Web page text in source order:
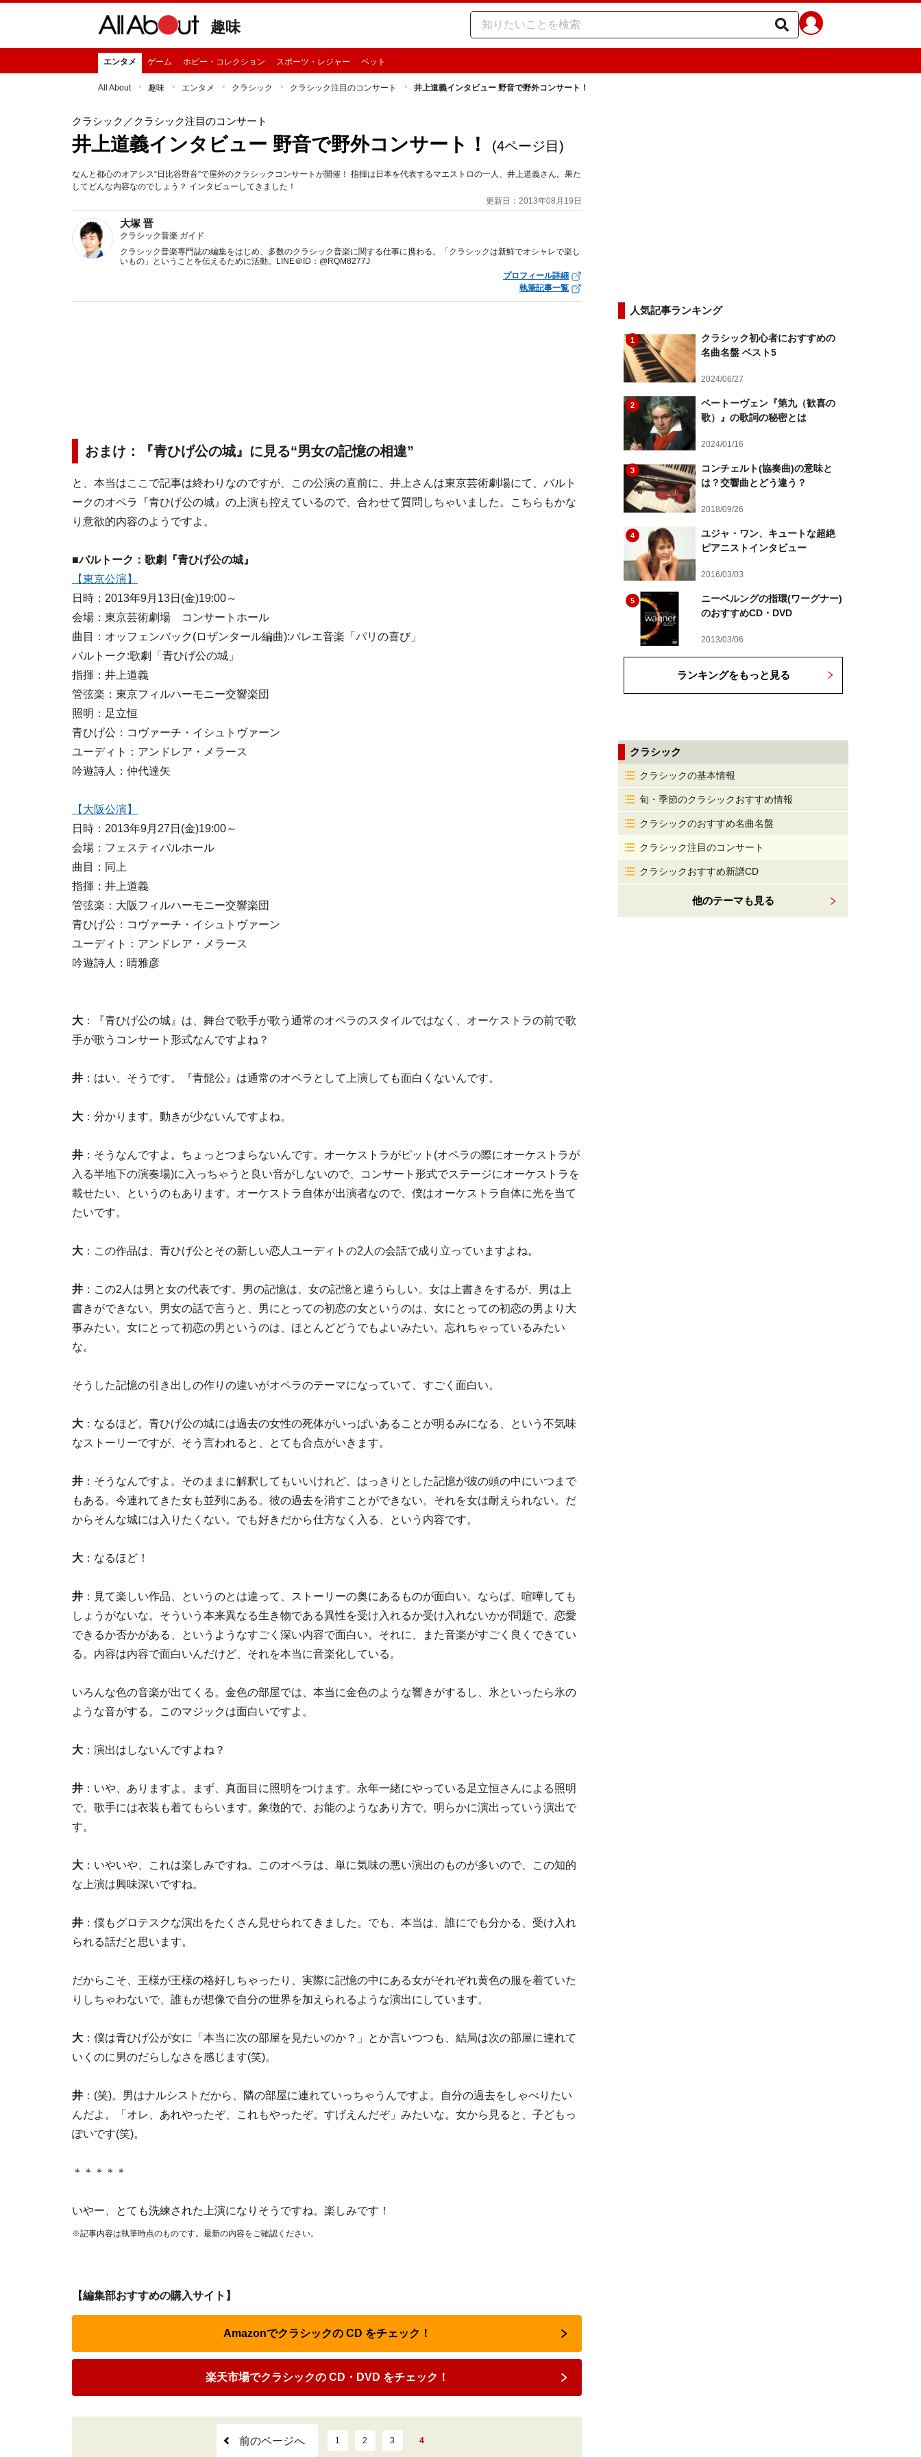
趣味
エンタメ ゲーム ホビー・コレクション スポーツ・レジャー ペット
All About 趣味 エンタメ クラシック クラシック注目のコンサート 井上道義インタビュー 野音で野外コンサート！
クラシック ／クラシック注目のコンサート
井上道義インタビュー 野音で野外コンサート！ (4ページ目)
なんと都心のオアシス“日比谷野音”で屋外のクラシックコンサートが開催！ 指揮は日本を代表するマエストロの一人、井上道義さん。果た
してどんな内容なのでしょう？ インタビューしてきました！
更新日：2013年08月19日
大塚 晋
クラシック音楽 ガイド
クラシック音楽専門誌の編集をはじめ、多数のクラシック音楽に関する仕事に携わる。「クラシックは新鮮でオシャレで楽し
いもの」ということを伝えるために活動。LINE＠ID：@RQM8277J
プロフィール詳細
執筆記事一覧
おまけ：『青ひげ公の城』に見る“男女の記憶の相違”
と、本当はここで記事は終わりなのですが、この公演の直前に、井上さんは東京芸術劇場にて、バルト
ークのオペラ『青ひげ公の城』の上演も控えているので、合わせて質問しちゃいました。こちらもかな
り意欲的内容のようですよ。
■バルトーク：歌劇『青ひげ公の城』
【東京公演】
日時：2013年9月13日(金)19:00～
会場：東京芸術劇場 コンサートホール
曲目：オッフェンバック(ロザンタール編曲):バレエ音楽「パリの喜び」
バルトーク:歌劇「青ひげ公の城」
指揮：井上道義
管弦楽：東京フィルハーモニー交響楽団
照明：足立恒
青ひげ公：コヴァーチ・イシュトヴァーン
ユーディト：アンドレア・メラース
吟遊詩人：仲代達矢
【大阪公演】
日時：2013年9月27日(金)19:00～
会場：フェスティバルホール
曲目：同上
指揮：井上道義
管弦楽：大阪フィルハーモニー交響楽団
青ひげ公：コヴァーチ・イシュトヴァーン
ユーディト：アンドレア・メラース
吟遊詩人：晴雅彦
大 ：『青ひげ公の城』は、舞台で歌手が歌う通常のオペラのスタイルではなく、オーケストラの前で歌
手が歌うコンサート形式なんですよね？
井 ：はい、そうです。『青髭公』は通常のオペラとして上演しても面白くないんです。
大 ：分かります。動きが少ないんですよね。
井 ：そうなんですよ。ちょっとつまらないんです。オーケストラがピット(オペラの際にオーケストラが
入る半地下の演奏場)に入っちゃうと良い音がしないので、コンサート形式でステージにオーケストラを
載せたい、というのもあります。オーケストラ自体が出演者なので、僕はオーケストラ自体に光を当て
たいです。
大 ：この作品は、青ひげ公とその新しい恋人ユーディトの2人の会話で成り立っていますよね。
井 ：この2人は男と女の代表です。男の記憶は、女の記憶と違うらしい。女は上書きをするが、男は上
書きができない。男女の話で言うと、男にとっての初恋の女というのは、女にとっての初恋の男より大
事みたい。女にとって初恋の男というのは、ほとんどどうでもよいみたい。忘れちゃっているみたい
な。
そうした記憶の引き出しの作りの違いがオペラのテーマになっていて、すごく面白い。
大 ：なるほど。青ひげ公の城には過去の女性の死体がいっぱいあることが明るみになる、という不気味
なストーリーですが、そう言われると、とても合点がいきます。
井 ：そうなんですよ。そのままに解釈してもいいけれど、はっきりとした記憶が彼の頭の中にいつまで
もある。今連れてきた女も並列にある。彼の過去を消すことができない。それを女は耐えられない。だ
からそんな城には入りたくない。でも好きだから仕方なく入る、という内容です。
大 ：なるほど！
井 ：見て楽しい作品、というのとは違って、ストーリーの奥にあるものが面白い。ならば、喧嘩しても
しょうがないな。そういう本来異なる生き物である異性を受け入れるか受け入れないかが問題で、恋愛
できるか否かがある、というようなすごく深い内容で面白い。それに、また音楽がすごく良くできてい
る。内容は内容で面白いんだけど、それを本当に音楽化している。
いろんな色の音楽が出てくる。金色の部屋では、本当に金色のような響きがするし、氷といったら氷の
ような音がする。このマジックは面白いですよ。
大 ：演出はしないんですよね？
井 ：いや、ありますよ。まず、真面目に照明をつけます。永年一緒にやっている足立恒さんによる照明
で。歌手には衣装も着てもらいます。象徴的で、お能のようなあり方で。明らかに演出っていう演出で
す。
大 ：いやいや、これは楽しみですね。このオペラは、単に気味の悪い演出のものが多いので、この知的
な上演は興味深いですね。
井 ：僕もグロテスクな演出をたくさん見せられてきました。でも、本当は、誰にでも分かる、受け入れ
られる話だと思います。
だからこそ、王様が王様の格好しちゃったり、実際に記憶の中にある女がそれぞれ黄色の服を着ていた
りしちゃわないで、誰もが想像で自分の世界を加えられるような演出にしています。
大 ：僕は青ひげ公が女に「本当に次の部屋を見たいのか？」とか言いつつも、結局は次の部屋に連れて
いくのに男のだらしなさを感じます(笑)。
井 ：(笑)。男はナルシストだから、隣の部屋に連れていっちゃうんですよ。自分の過去をしゃべりたい
んだよ。「オレ、あれやったぞ、これもやったぞ。すげえんだぞ」みたいな。女から見ると、子どもっ
ぽいです(笑)。
＊＊＊＊＊
いやー、とても洗練された上演になりそうですね。楽しみです！
※記事内容は執筆時点のものです。最新の内容をご確認ください。
【編集部おすすめの購入サイト】
Amazonでクラシックの CD をチェック！
楽天市場でクラシックの CD・DVD をチェック！
前のページへ 1 2 3 4
人気記事ランキング
1
クラシック初心者におすすめの
名曲名盤 ベスト5
2024/06/27
2
ベートーヴェン『第九（歓喜の
歌）』の歌詞の秘密とは
2024/01/16
3
コンチェルト(協奏曲)の意味と
は？交響曲とどう違う？
2018/09/26
4
ユジャ・ワン、キュートな超絶
ピアニストインタビュー
2016/03/03
5
ニーベルングの指環(ワーグナー)
のおすすめCD・DVD
2013/03/06
ランキングをもっと見る
クラシック
クラシックの基本情報
旬・季節のクラシックおすすめ情報
クラシックのおすすめ名曲名盤
クラシック注目のコンサート
クラシックおすすめ新譜CD
他のテーマも見る